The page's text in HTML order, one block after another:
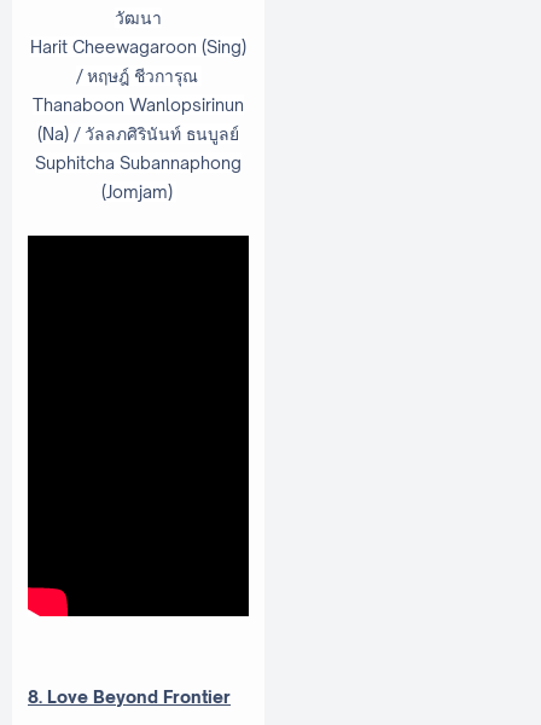
วัฒนา
Harit Cheewagaroon (Sing)
/หฤษฎ์ ชีวการุณ
Thanaboon Wanlopsirinun
(Na) / วัลลภศิรินันท์ ธนบูลย์
Suphitcha Subannaphong
(Jomjam)
8. Love Beyond Frontier